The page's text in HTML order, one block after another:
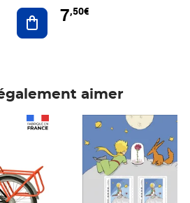
Ajouter au panier
7,50€
aimer
Prix 7,50€